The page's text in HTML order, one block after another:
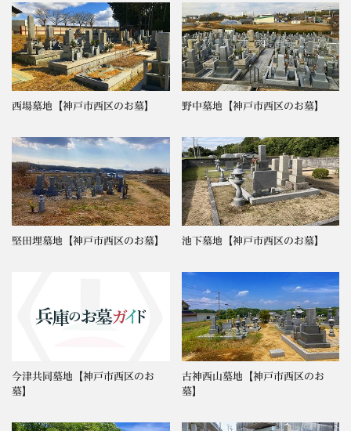
西場墓地【神戸市西区のお墓】 野中墓地【神戸市西区のお墓】
堅田埋墓地【神戸市西区のお墓】 池下墓地【神戸市西区のお墓】
今津共同墓地【神戸市西区のお
墓】
古神西山墓地【神戸市西区のお
墓】